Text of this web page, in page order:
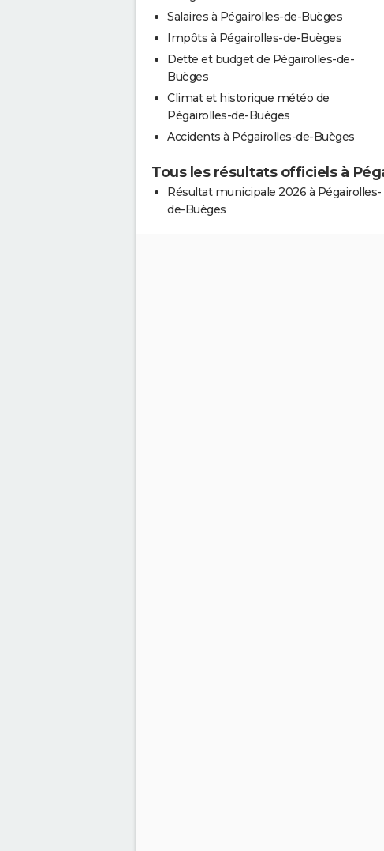
Salaires à Pégairolles-de-Buèges
Impôts à Pégairolles-de-Buèges
Dette et budget de Pégairolles-de-
Buèges
Climat et historique météo de
Pégairolles-de-Buèges
Accidents à Pégairolles-de-Buèges
Tous les résultats officiels à
Résultat municipale 2026 à Pégairolles-
de-Buèges